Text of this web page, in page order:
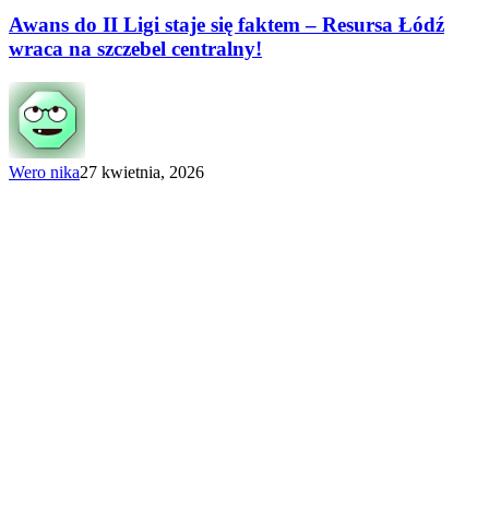
staje
faktem
–
Resursa
Łódź
wraca
na szczebel
centralny!
Awans do II Ligi staje się faktem – Resursa Łódź
wraca na szczebel centralny!
Wero nika27 kwietnia, 2026